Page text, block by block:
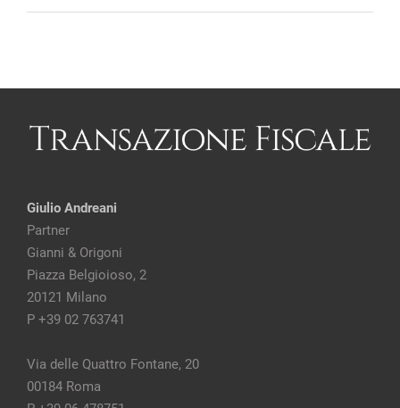
Gianni & Origoni
Piazza Belgioioso, 2
20121 Milano
P +39 02 763741
Via delle Quattro Fontane, 20
P +39 06 478751